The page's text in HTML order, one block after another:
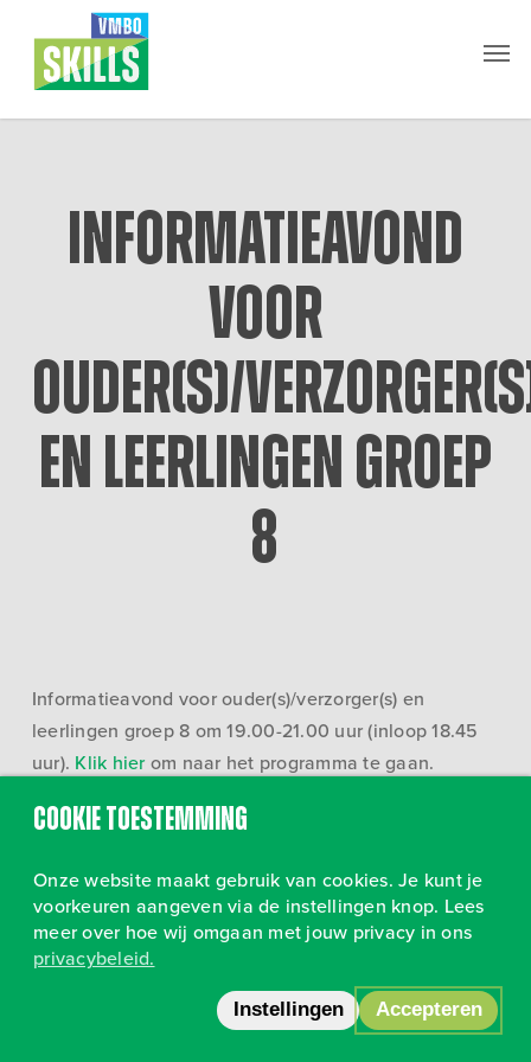
Informatieavond
voor
ouder(s)/
en leerlingen groep
8
Informatieavond voor ouder(s)/verzorger(s) en
leerlingen groep 8 om 19.00-21.00 uur (inloop 18.45
uur). Klik hierom naar het programma te gaan.
Volg ons op Instagram•Privacy
Cookie toestemming
Onze website maakt gebruik van cookies. Je kunt je
voorkeuren aangeven via de instellingen knop. Lees
meer over hoe wij omgaan met jouw privacy in ons
privacybeleid.
Instellingen Accepteren